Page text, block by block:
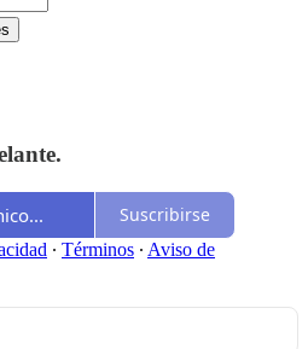
Suscribirse
∙ Términos ∙ Aviso de